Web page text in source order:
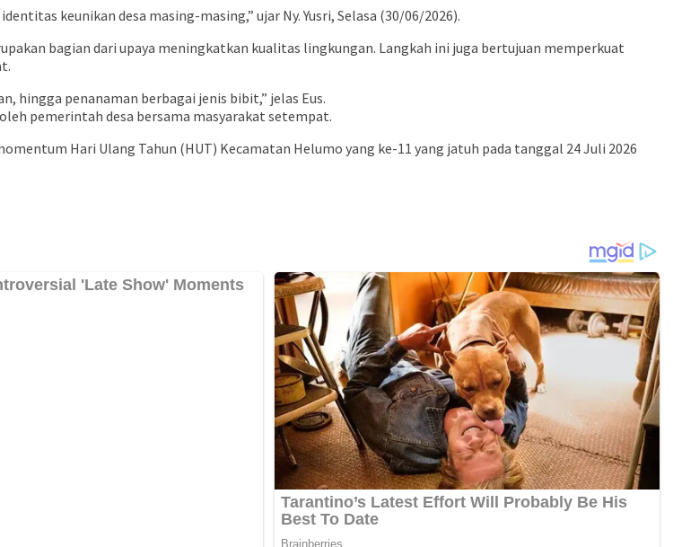
keunikan desa masing-masing,” ujar Ny. Yusri, Selasa (30/06/2026).
bagian dari upaya meningkatkan kualitas lingkungan. Langkah ini juga bertujuan memperkuat
hingga penanaman berbagai jenis bibit,” jelas Eus.
pemerintah desa bersama masyarakat setempat.
Hari Ulang Tahun (HUT) Kecamatan Helumo yang ke-11 yang jatuh pada tanggal 24 Juli 2026